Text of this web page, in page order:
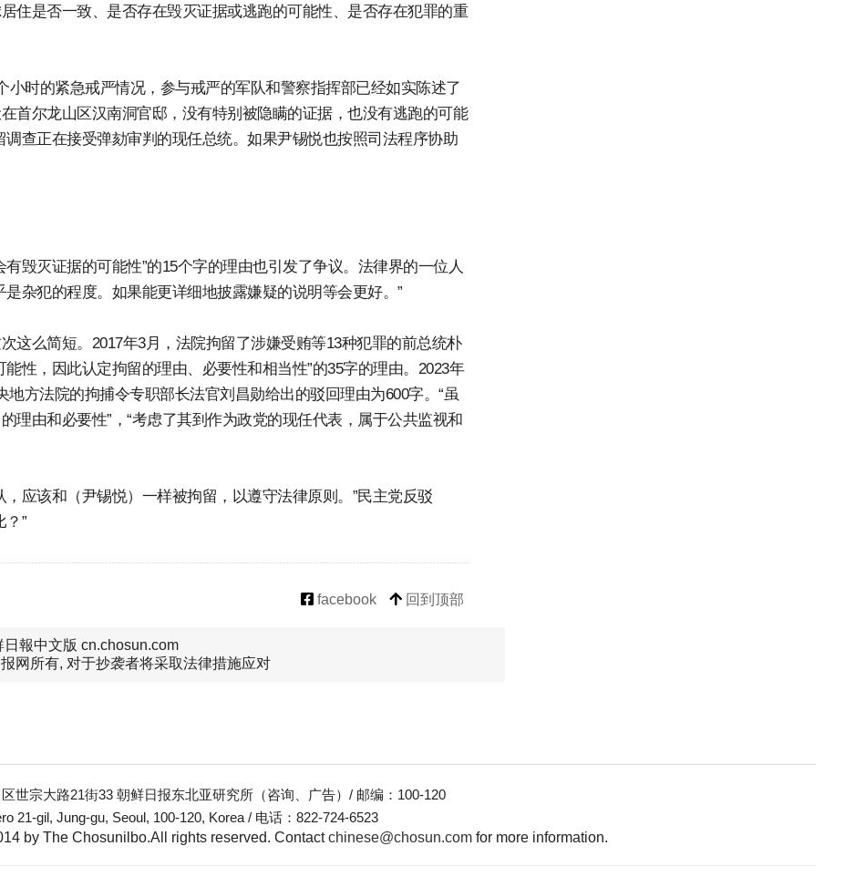
住是否一致、是否存在毁灭证据或逃跑的可能性、是否存在犯罪的重
时的紧急戒严情况，参与戒严的军队和警察指挥部已经如实陈述了
首尔龙山区汉南洞官邸，没有特别被隐瞒的证据，也没有逃跑的可能
查正在接受弹劾审判的现任总统。如果尹锡悦也按照司法程序协助
毁灭证据的可能性”的15个字的理由也引发了争议。法律界的一位人
杂犯的程度。如果能更详细地披露嫌疑的说明等会更好。”
这么简短。2017年3月，法院拘留了涉嫌受贿等13种犯罪的前总统朴
性，因此认定拘留的理由、必要性和相当性”的35字的理由。2023年
方法院的拘捕令专职部长法官刘昌勋给出的驳回理由为600字。“虽
理由和必要性”，“考虑了其到作为政党的现任代表，属于公共监视和
应该和（尹锡悦）一样被拘留，以遵守法律原则。”民主党反驳
？”
facebook
回到顶部
日報中文版 cn.chosun.com
网所有, 对于抄袭者将采取法律措施应对
世宗大路21街33 朝鲜日报东北亚研究所（咨询、广告）/ 邮编：100-120
21-gil, Jung-gu, Seoul, 100-120, Korea / 电话：822-724-6523
by The Chosunilbo.All rights reserved. Contactchinese@chosun.comfor more information.